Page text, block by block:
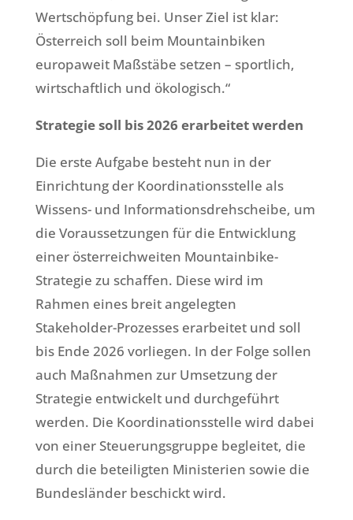
Wertschöpfung bei. Unser Ziel ist klar:
Österreich soll beim Mountainbiken
europaweit Maßstäbe setzen – sportlich,
wirtschaftlich und ökologisch.“
Strategie soll bis 2026 erarbeitet werden
Die erste Aufgabe besteht nun in der
Einrichtung der Koordinationsstelle als
Wissens- und Informationsdrehscheibe, um
die Voraussetzungen für die Entwicklung
einer österreichweiten Mountainbike-
Strategie zu schaffen. Diese wird im
Rahmen eines breit angelegten
Stakeholder-Prozesses erarbeitet und soll
bis Ende 2026 vorliegen. In der Folge sollen
auch Maßnahmen zur Umsetzung der
Strategie entwickelt und durchgeführt
werden. Die Koordinationsstelle wird dabei
von einer Steuerungsgruppe begleitet, die
durch die beteiligten Ministerien sowie die
Bundesländer beschickt wird.